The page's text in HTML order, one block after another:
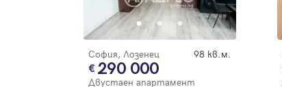
София, Лозенец 98 кв.м.
290 000
Двустаен апартамент